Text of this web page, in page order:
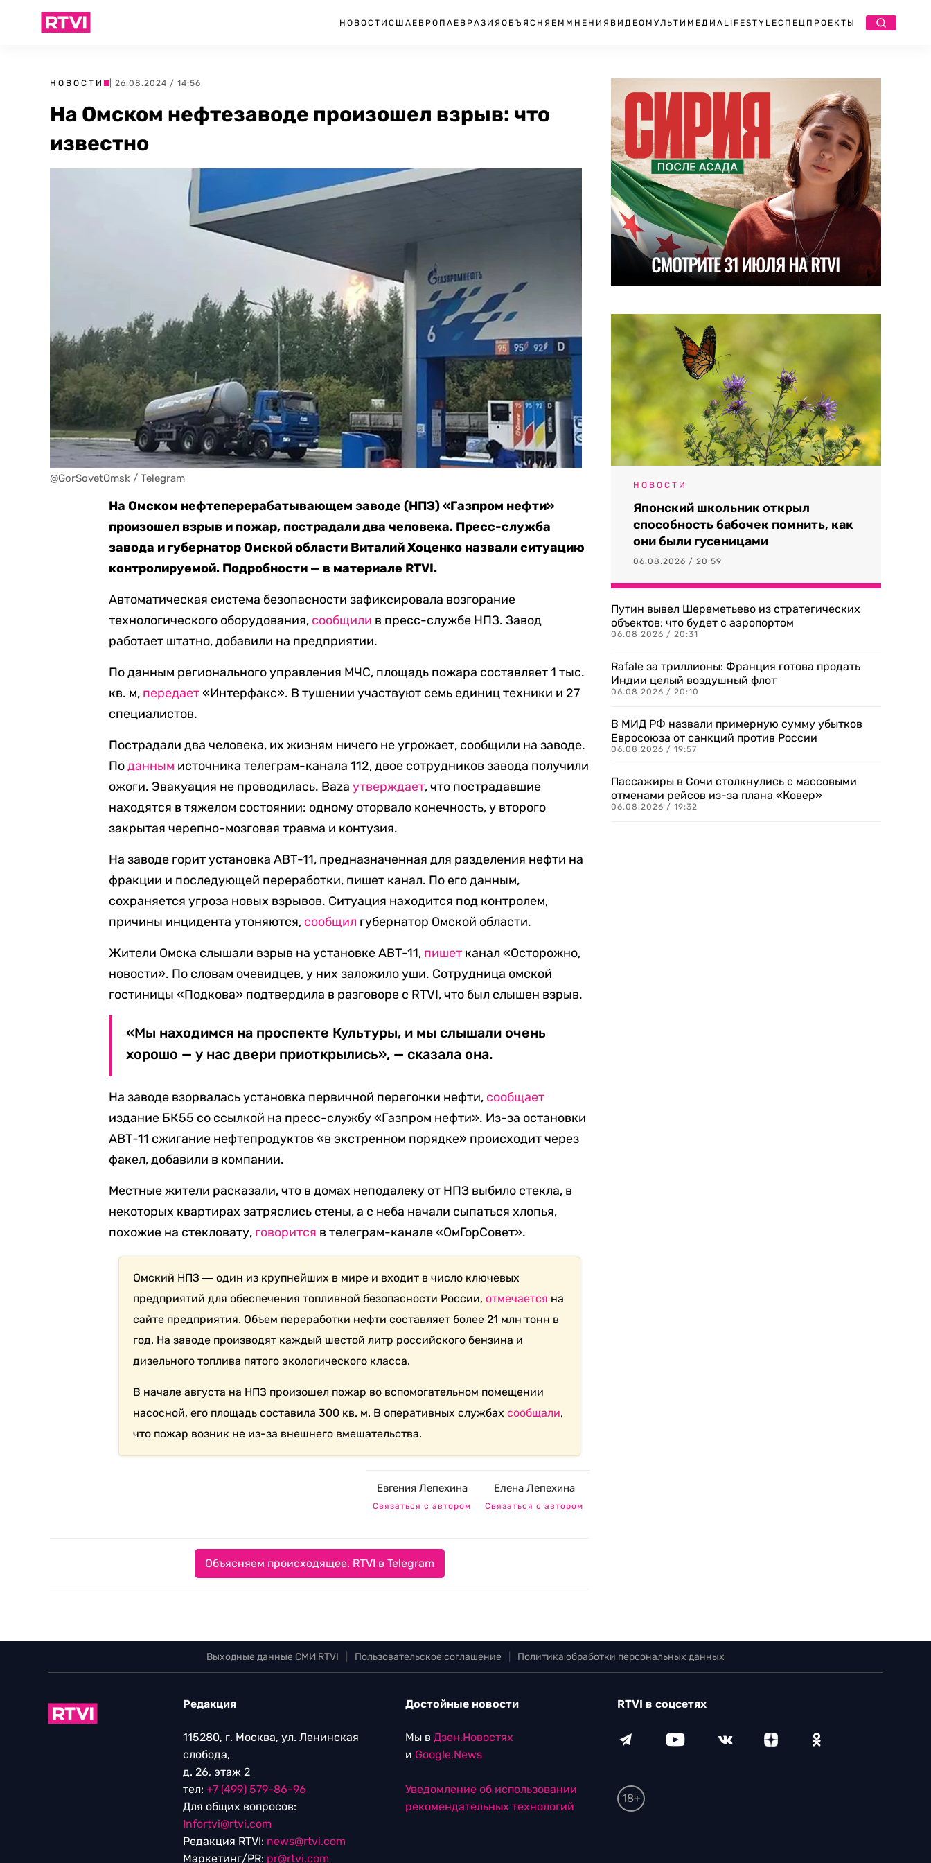
НОВОСТИ США ЕВРОПА ЕВРАЗИЯ ОБЪЯСНЯЕМ МНЕНИЯ ВИДЕО МУЛЬТИМЕДИА LIFESTYLEСПЕЦПРОЕКТЫ
НОВОСТИ | 26.08.2024 / 14:56
На Омском нефтезаводе произошел взрыв: что
известно
@GorSovetOmsk / Telegram
На Омском нефтеперерабатывающем заводе (НПЗ) «Газпром нефти»
произошел взрыв и пожар, пострадали два человека. Пресс-служба
завода и губернатор Омской области Виталий Хоценко назвали ситуацию
контролируемой. Подробности — в материале RTVI.
Автоматическая система безопасности зафиксировала возгорание
технологического оборудования, сообщили в пресс-службе НПЗ. Завод
работает штатно, добавили на предприятии.
По данным регионального управления МЧС, площадь пожара составляет 1 тыс.
кв. м, передает«Интерфакс». В тушении участвуют семь единиц техники и 27
специалистов.
Пострадали два человека, их жизням ничего не угрожает, сообщили на заводе.
Поданным источника телеграм-канала 112, двое сотрудников завода получили
ожоги. Эвакуация не проводилась. Bazaутверждает, что пострадавшие
находятся в тяжелом состоянии: одному оторвало конечность, у второго
закрытая черепно-мозговая травма и контузия.
На заводе горит установка АВТ-11, предназначенная для разделения нефти на
фракции и последующей переработки, пишет канал. По его данным,
сохраняется угроза новых взрывов. Ситуация находится под контролем,
причины инцидента утоняются, сообщил губернатор Омской области.
Жители Омска слышали взрыв на установке АВТ-11, пишет канал «Осторожно,
новости». По словам очевидцев, у них заложило уши. Сотрудница омской
гостиницы «Подкова» подтвердила в разговоре с RTVI, что был слышен взрыв.
«Мы находимся на проспекте Культуры, и мы слышали очень
хорошо — у нас двери приоткрылись», — сказала она.
На заводе взорвалась установка первичной перегонки нефти, сообщает
издание БК55 со ссылкой на пресс-службу «Газпром нефти». Из-за остановки
АВТ-11 сжигание нефтепродуктов «в экстренном порядке» происходит через
факел, добавили в компании.
Местные жители расказали, что в домах неподалеку от НПЗ выбило стекла, в
некоторых квартирах затряслись стены, а с неба начали сыпаться хлопья,
похожие на стекловату, говорится в телеграм-канале «ОмГорСовет».
Омский НПЗ ― один из крупнейших в мире и входит в число ключевых
предприятий для обеспечения топливной безопасности России,отмечается на
сайте предприятия. Объем переработки нефти составляет более 21 млн тонн в
год. На заводе производят каждый шестой литр российского бензина и
дизельного топлива пятого экологического класса.
В начале августа на НПЗ произошел пожар во вспомогательном помещении
насосной, его площадь составила 300 кв. м. В оперативных службахсообщали,
что пожар возник не из-за внешнего вмешательства.
Евгения Лепехина
Связаться с автором
Елена Лепехина
Связаться с автором
Объясняем происходящее. RTVI в Telegram
НОВОСТИ
Японский школьник открыл
способность бабочек помнить, как
они были гусеницами
06.08.2026 / 20:59
Путин вывел Шереметьево из стратегических
объектов: что будет с аэропортом
06.08.2026 / 20:31
Rafale за триллионы: Франция готова продать
Индии целый воздушный флот
06.08.2026 / 20:10
В МИД РФ назвали примерную сумму убытков
Евросоюза от санкций против России
06.08.2026 / 19:57
Пассажиры в Сочи столкнулись с массовыми
отменами рейсов из-за плана «Ковер»
06.08.2026 / 19:32
Выходные данные СМИ RTVI Пользовательское соглашение Политика обработки персональных данных
Редакция
115280, г. Москва, ул. Ленинская
слобода,
д. 26, этаж 2
тел: +7 (499) 579-86-96
Для общих вопросов:
Infortvi@rtvi.com
Редакция RTVI: news@rtvi.com
Маркетинг/PR: pr@rtvi.com
Достойные новости
Мы в Дзен.Новостях
и Google.News
Уведомление об использовании
рекомендательных технологий
RTVI в соцсетях
18+